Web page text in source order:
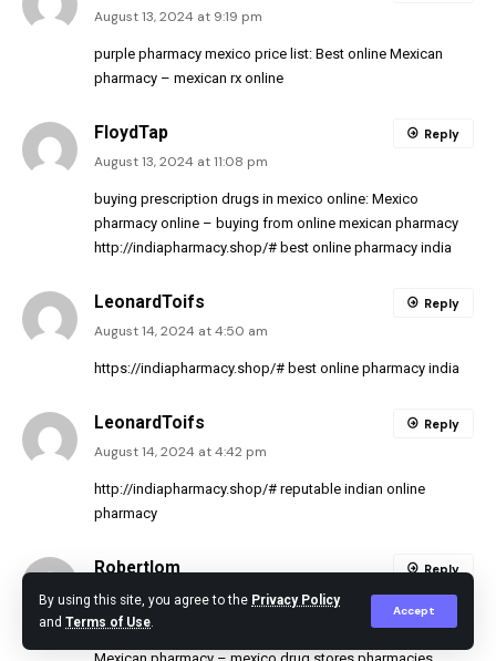
By using this site, you agree to the Privacy Policy
and Terms of Use.
Accept
August 13, 2024 at 9:19 pm
purple pharmacy mexico price list: Best online Mexican
pharmacy – mexican rx online
FloydTap
August 13, 2024 at 11:08 pm
buying prescription drugs in mexico online: Mexico
pharmacy online – buying from online mexican pharmacy
http://indiapharmacy.shop/# best online pharmacy india
Reply
LeonardToifs
August 14, 2024 at 4:50 am
https://indiapharmacy.shop/# best online pharmacy india
Reply
LeonardToifs
August 14, 2024 at 4:42 pm
http://indiapharmacy.shop/# reputable indian online
pharmacy
Reply
Robertlom
August 14, 2024 at 9:24 pm
mexican border pharmacies shipping to usa:
Reply